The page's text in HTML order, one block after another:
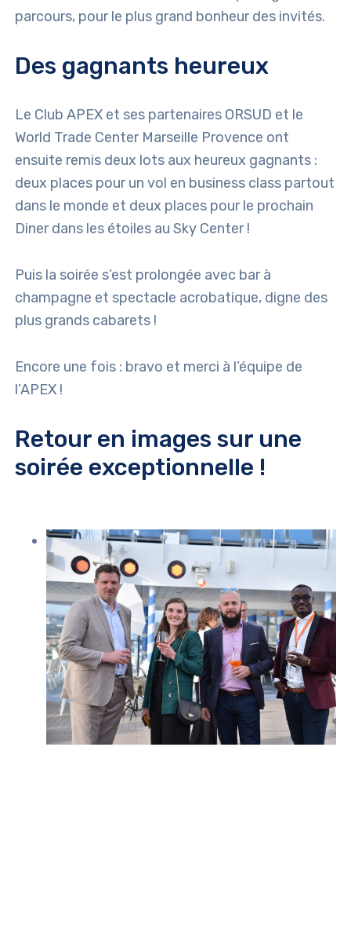
parcours, pour le plus grand bonheur des invités.
Des gagnants heureux
Le Club APEX et ses partenaires ORSUD et le
World Trade Center Marseille Provence ont
ensuite remis deux lots aux heureux gagnants :
deux places pour un vol en business class partout
dans le monde et deux places pour le prochain
Diner dans les étoiles au Sky Center !
Puis la soirée s’est prolongée avec bar à
champagne et spectacle acrobatique, digne des
plus grands cabarets !
Encore une fois : bravo et merci à l’équipe de
l’APEX !
Retour en images sur une
soirée exceptionnelle !